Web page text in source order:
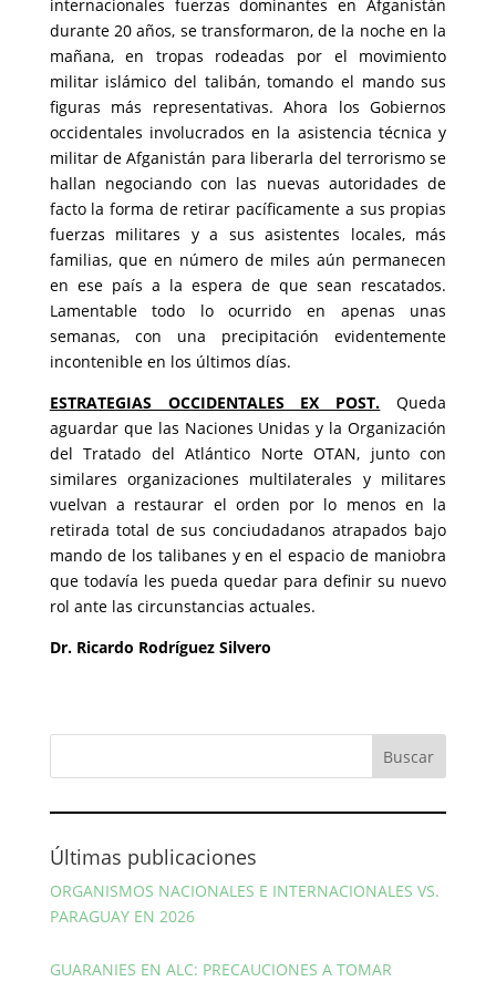
internacionales fuerzas dominantes en Afganistán
durante 20 años, se transformaron, de la noche en la
mañana, en tropas rodeadas por el movimiento
militar islámico del talibán, tomando el mando sus
figuras más representativas. Ahora los Gobiernos
occidentales involucrados en la asistencia técnica y
militar de Afganistán para liberarla del terrorismo se
hallan negociando con las nuevas autoridades de
facto la forma de retirar pacíficamente a sus propias
fuerzas militares y a sus asistentes locales, más
familias, que en número de miles aún permanecen
en ese país a la espera de que sean rescatados.
Lamentable todo lo ocurrido en apenas unas
semanas, con una precipitación evidentemente
incontenible en los últimos días.
ESTRATEGIAS OCCIDENTALES EX POST. Queda
aguardar que las Naciones Unidas y la Organización
del Tratado del Atlántico Norte OTAN, junto con
similares organizaciones multilaterales y militares
vuelvan a restaurar el orden por lo menos en la
retirada total de sus conciudadanos atrapados bajo
mando de los talibanes y en el espacio de maniobra
que todavía les pueda quedar para definir su nuevo
rol ante las circunstancias actuales.
Dr. Ricardo Rodríguez Silvero
Últimas publicaciones
ORGANISMOS NACIONALES E INTERNACIONALES VS.
PARAGUAY EN 2026
GUARANIES EN ALC: PRECAUCIONES A TOMAR